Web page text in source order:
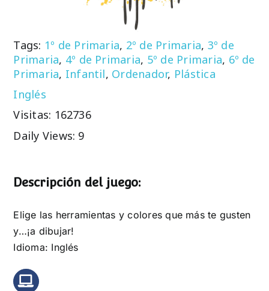
Tags: 1º de Primaria, 2º de Primaria, 3º de
Primaria, 4º de Primaria, 5º de Primaria, 6º de
Primaria, Infantil, Ordenador, Plástica
Inglés
Visitas: 162736
Daily Views: 9
Descripción del juego:
Elige las herramientas y colores que más te gusten
y…¡a dibujar!
Idioma: Inglés